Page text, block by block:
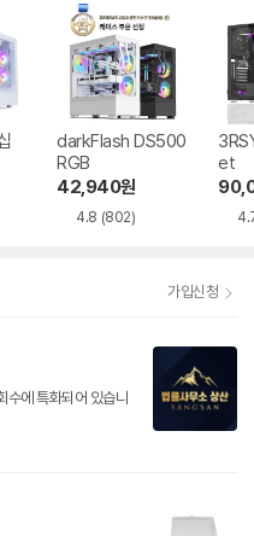
darkFlash DS500
RGB
42,940원
4.8 (802)
et
가입신청
수에 특화되어 있습니